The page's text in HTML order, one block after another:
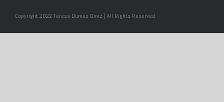
Copyright 2022 Teresa Dumas Diniz | All Rights Reserved